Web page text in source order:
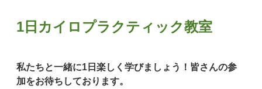
1日カイロプラクティック教室
私たちと一緒に1日楽しく学びましょう！皆さんの参
加をお待ちしております。